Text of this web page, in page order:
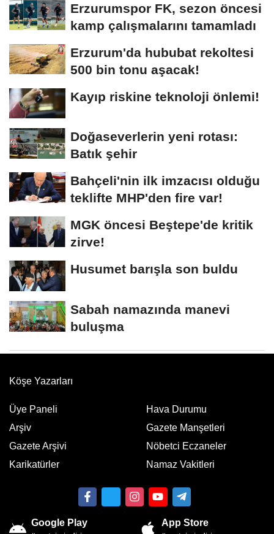
Erzurumspor FK, sezon öncesi
kamp çalışmalarını tamamladı
Erzurum'da hububat rekoltesi
500 bin tonu aşacak!
Kayıp riskine teknoloji önlemi!
Doğaseverlerin yeni rotası:
Batık şehir
Bahçeli'nin ilk imzacısı olduğu
teklifte MHP'den fire var!
MGK öncesi Beştepe'de kritik
zirve!
Husumet barışla son buldu
Sabah namazında manevi
buluşma
Köşe Yazarları
Üye Paneli
Arşiv
Gazete Arşivi
Karikatürler
Hava Durumu
Gazete Manşetleri
Nöbetci Eczaneler
Namaz Vakitleri
Google Play App Store